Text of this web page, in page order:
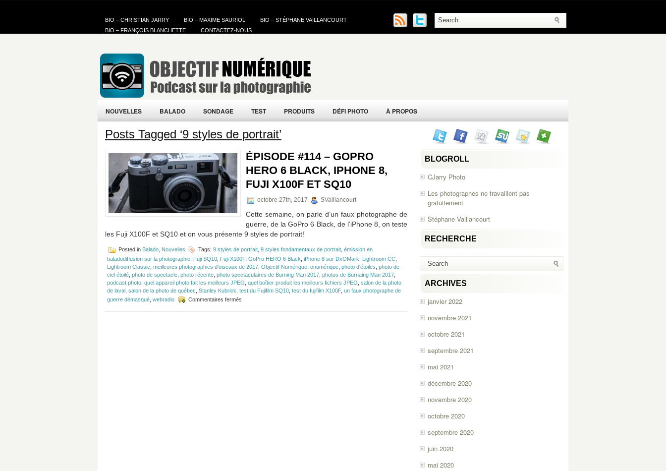
BIO – CHRISTIAN JARRY BIO – MAXIME SAURIOL
BIO – STÉPHANE VAILLANCOURT
BIO – FRANÇOIS BLANCHETTE
CONTACTEZ-NOUS
NOUVELLES BALADO SONDAGE TEST PRODUITS DÉFI PHOTO À PROPOS
Posts Tagged ‘9 styles de portrait’
ÉPISODE #114 – GOPRO
HERO 6 BLACK, IPHONE 8,
FUJI X100F ET SQ10
octobre 27th, 2017 SVaillancourt
Cette semaine, on parle d’un faux photographe de
guerre, de la GoPro 6 Black, de l’iPhone 8, on teste
les Fuji X100F et SQ10 et on vous présente 9 styles de portrait!
Posted in Balado Nouvelles Tags: 9 styles de portrait 9 styles fondamentaux de portrait émission en
baladodiffusion sur la photographie Fuji SQ10 Fuji X100F, GoPro HERO 6 Black iPhone 8 sur DxOMark Lightroom CC
Lightroom Classic meilleures photographies d'oiseaux de 2017 Objectif Numérique onumérique photo d'étoiles photo de
ciel étoilé photo de spectacle photo récente photo spectaculaires de Burning Man 2017 photos de Burnaing Man 2017
podcast photo quel appareil photo fait les meilleurs JPEG quel boîtier produit les meilleurs fichiers JPEG salon de la photo
de laval salon de la photo de québec Stanley Kubrick test du Fujifilm SQ10 test du fujifilm X100F, un faux photographe de
guerre démasqué webradio Commentaires fermés
#114
BLOGROLL
CJarry Photo
Les photographes ne travaillent pas
gratuitement
Stéphane Vaillancourt
RECHERCHE
ARCHIVES
janvier 2022
novembre 2021
octobre 2021
septembre 2021
mai 2021
décembre 2020
novembre 2020
octobre 2020
septembre 2020
juin 2020
mai 2020